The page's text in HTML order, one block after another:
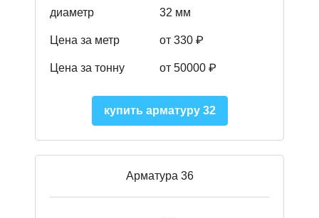
диаметр 32 мм
Цена за метр от 330 ₽
Цена за тонну от 50000 ₽
купить арматуру 32
Арматура 36